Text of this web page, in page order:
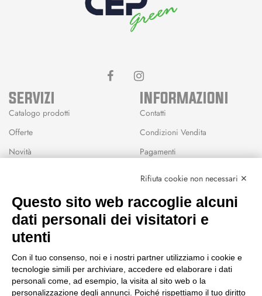
SERVIZI
Catalogo prodotti
Offerte
Novità
Wishlist
INFORMAZIONI
Contatti
Condizioni Vendita
Pagamenti
CEP GREEN
Fanano (MO)
059 8676485
349 9202419
Rifiuta cookie non necessari ✕
Questo sito web raccoglie alcuni
dati personali dei visitatori e
utenti
Con il tuo consenso, noi e i nostri partner utilizziamo i cookie e
tecnologie simili per archiviare, accedere ed elaborare i dati
personali come, ad esempio, la visita al sito web o la
personalizzazione degli annunci. Poiché rispettiamo il tuo diritto